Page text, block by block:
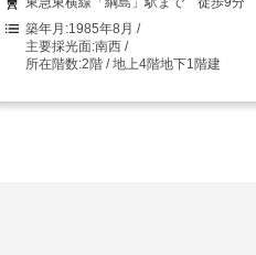
1985年8月
南西
2階 / 地上4階地下1階建